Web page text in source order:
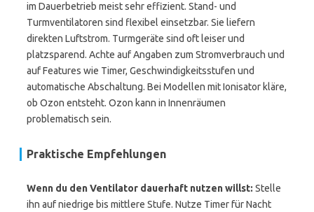
im Dauerbetrieb meist sehr effizient. Stand- und
Turmventilatoren sind flexibel einsetzbar. Sie liefern
direkten Luftstrom. Turmgeräte sind oft leiser und
platzsparend. Achte auf Angaben zum Stromverbrauch und
auf Features wie Timer, Geschwindigkeitsstufen und
automatische Abschaltung. Bei Modellen mit Ionisator kläre,
ob Ozon entsteht. Ozon kann in Innenräumen
problematisch sein.
Praktische Empfehlungen
Wenn du den Ventilator dauerhaft nutzen willst: Stelle
ihn auf niedrige bis mittlere Stufe. Nutze Timer für Nacht